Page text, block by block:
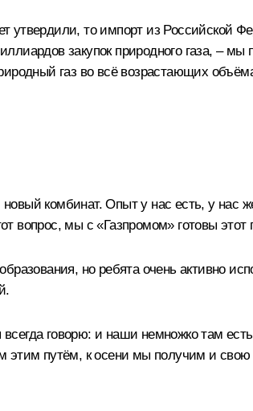
то импорт из Российской
закупок природного газа, – мы
газ во всё возрастающих
комбинат. Опыт у нас есть, у нас
вопрос, мы с «Газпромом» готовы этот
но ребята очень активно
говорю: и наши немножко там
путём, к осени мы получим и свою